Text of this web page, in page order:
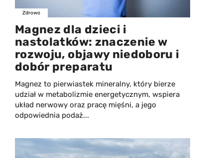
Zdrowo
Magnez dla dzieci i
nastolatków: znaczenie w
rozwoju, objawy niedoboru i
dobór preparatu
Magnez to pierwiastek mineralny, który bierze
udział w metabolizmie energetycznym, wspiera
układ nerwowy oraz pracę mięśni, a jego
odpowiednia podaż...